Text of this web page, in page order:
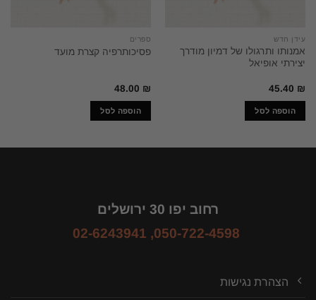
עידן חדש
אמנותו ותרגולו של דמיון מודרך
יצירתי אופיאל
45.40 ₪
הוספה לסל
ספרים
פסיכותרפיה קצרת מועד
48.00 ₪
הוספה לסל
רחוב יפו 30 ירושלים
050-722-4598
,
02-6243941
הצהרת נגישות